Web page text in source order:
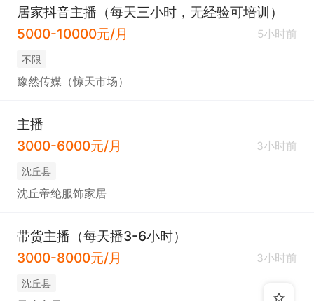
居家抖音主播（每天三小时，无经验可培训）
5000-10000元/月
5小时前
不限
豫然传媒（惊天市场）
主播
3000-6000元/月
3小时前
沈丘县
沈丘帝纶服饰家居
带货主播（每天播3-6小时）
3000-8000元/月
3小时前
沈丘县